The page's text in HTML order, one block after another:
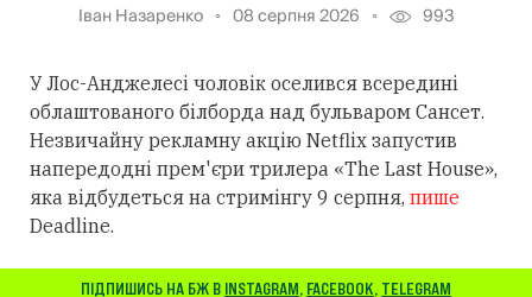
Іван Назаренко 08 серпня 2026 993
У Лос-Анджелесі чоловік оселився всередині
облаштованого білборда над бульваром Сансет.
Незвичайну рекламну акцію Netflix запустив
напередодні прем'єри трилера «The Last House»,
яка відбудеться на стримінгу 9 серпня, пише
Deadline.
ПІДПИШИСЬ НА БЖ В INSTAGRAM, FACEBOOK, TELEGRAM